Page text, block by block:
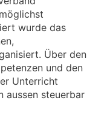
wurde das
Über den
und den
Unterricht
aussen steuerbar